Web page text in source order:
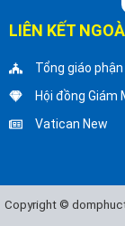
LIÊN KẾT
Tổng giáo phận
Hội đồng Giám
Vatican New
Copyright ©